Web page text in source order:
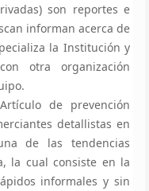
son reportes e
informan acerca de
la Institución y
otra organización
Artículo de prevención
detallistas en
de las tendencias
la cual consiste en la
informales y sin